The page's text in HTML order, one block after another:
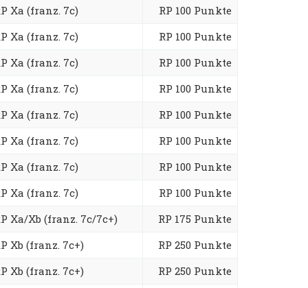
Xa (franz. 7c)
RP 100 Punkte
Xa (franz. 7c)
RP 100 Punkte
Xa (franz. 7c)
RP 100 Punkte
Xa (franz. 7c)
RP 100 Punkte
Xa (franz. 7c)
RP 100 Punkte
Xa (franz. 7c)
RP 100 Punkte
Xa (franz. 7c)
RP 100 Punkte
Xa (franz. 7c)
RP 100 Punkte
Xa/Xb (franz. 7c/7c+)
RP 175 Punkte
Xb (franz. 7c+)
RP 250 Punkte
Xb (franz. 7c+)
RP 250 Punkte